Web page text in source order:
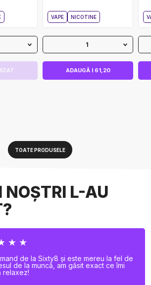
VAPE NICOTINE
1
ADAUGĂ I 61,20
TOATE PRODUSELE
NOȘTRI L-AU
★ ★
de la Sixty8 și este mereu la fel de
de la muncă, am găsit exact ce îmi
relaxez!